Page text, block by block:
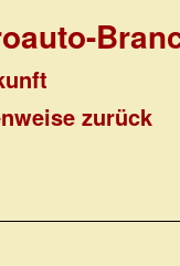
zurück